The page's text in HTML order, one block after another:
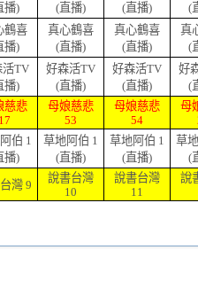
播)
(直播)
(直播)
(
鶴喜
播)
真心鶴喜
(直播)
真心鶴喜
(直播)
真
(
活TV
播)
好森活TV
(直播)
好森活TV
(直播)
好
(
慈悲
17
母娘慈悲
53
母娘慈悲
54
母
伯 1
播)
草地阿伯 1
(直播)
草地阿伯 1
(直播)
草
(
灣 9
說書台灣
10
說書台灣
11
說